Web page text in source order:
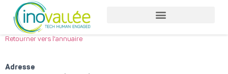
Retourner vers l'annuaire
Adresse